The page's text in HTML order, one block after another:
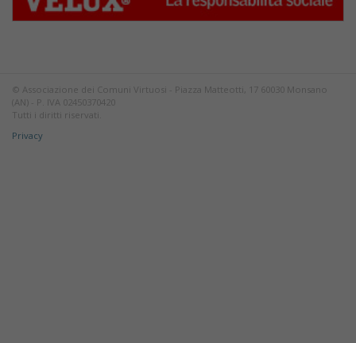
© Associazione dei Comuni Virtuosi - Piazza Matteotti, 17 60030 Monsano
(AN) - P. IVA 02450370420
Tutti i diritti riservati.
Privacy